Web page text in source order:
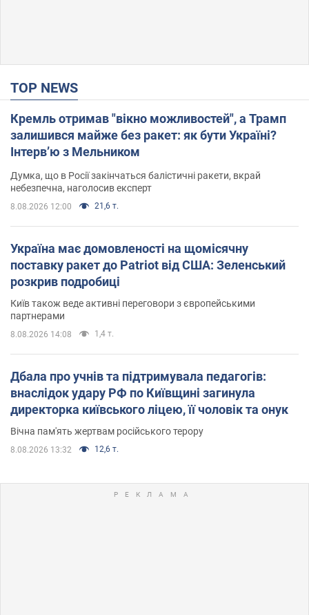
TOP NEWS
Кремль отримав "вікно можливостей", а Трамп
залишився майже без ракет: як бути Україні?
Інтерв’ю з Мельником
Думка, що в Росії закінчаться балістичні ракети, вкрай
небезпечна, наголосив експерт
8.08.2026 12:00 21,6 т.
Україна має домовленості на щомісячну
поставку ракет до Patriot від США: Зеленський
розкрив подробиці
Київ також веде активні переговори з європейськими
партнерами
8.08.2026 14:08 1,4 т.
Дбала про учнів та підтримувала педагогів:
внаслідок удару РФ по Київщині загинула
директорка київського ліцею, її чоловік та онук
Вічна пам'ять жертвам російського терору
8.08.2026 13:32 12,6 т.